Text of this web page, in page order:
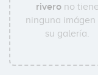
riverono tiene
ninguna imágen
su galería.